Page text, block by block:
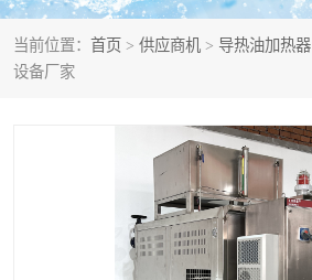
当前位置： 首页 > 供应商机 > 导热油加热器
设备厂家